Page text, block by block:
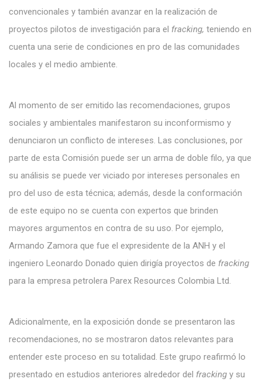
convencionales y también avanzar en la realización de
proyectos pilotos de investigación para el fracking, teniendo en
cuenta una serie de condiciones en pro de las comunidades
locales y el medio ambiente.
Al momento de ser emitido las recomendaciones, grupos
sociales y ambientales manifestaron su inconformismo y
denunciaron un conflicto de intereses. Las conclusiones, por
parte de esta Comisión puede ser un arma de doble filo, ya que
su análisis se puede ver viciado por intereses personales en
pro del uso de esta técnica; además, desde la conformación
de este equipo no se cuenta con expertos que brinden
mayores argumentos en contra de su uso. Por ejemplo,
Armando Zamora que fue el expresidente de la ANH y el
ingeniero Leonardo Donado quien dirigía proyectos de fracking
para la empresa petrolera Parex Resources Colombia Ltd.
Adicionalmente, en la exposición donde se presentaron las
recomendaciones, no se mostraron datos relevantes para
entender este proceso en su totalidad. Este grupo reafirmó lo
presentado en estudios anteriores alrededor del fracking y su